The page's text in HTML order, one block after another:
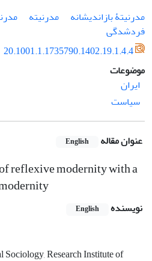
مدرنیتۀ بازاندیشانه
مدرنیته
فردشدگی
20.1001.1.1735790.1402.19.1.4.4
موضوعات
ایران
سیاست
عنوان مقاله English
reflexive modernity with a
نویسنده English
Research Institute of